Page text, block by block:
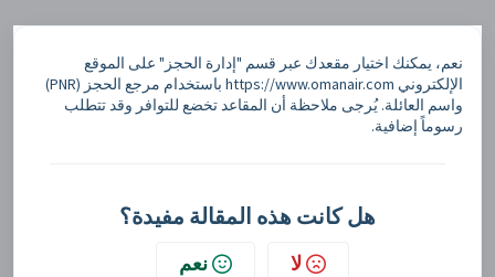
نعم، يمكنك اختيار مقعدك عبر قسم "إدارة الحجز" على الموقع
الإلكتروني https://www.omanair.com باستخدام مرجع الحجز (PNR)
واسم العائلة. يُرجى ملاحظة أن المقاعد تخضع للتوافر وقد تتطلب
رسوماً إضافية.
هل كانت هذه المقالة مفيدة؟
لا نعم